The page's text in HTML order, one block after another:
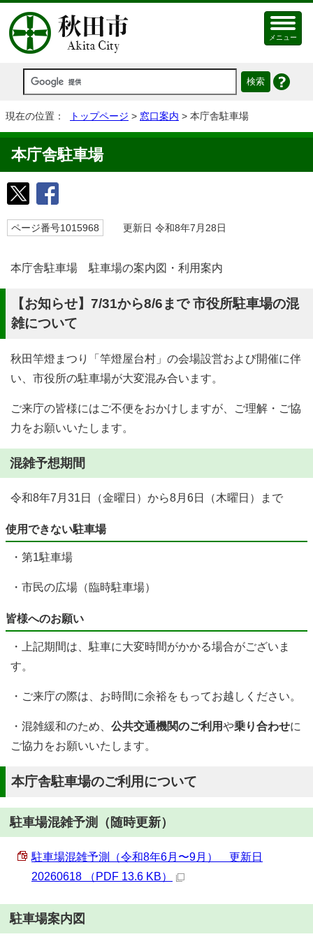
メニュー
現在の位置： トップページ > 窓口案内 > 本庁舎駐車場
本庁舎駐車場
ページ番号1015968 更新日 令和8年7月28日
本庁舎駐車場 駐車場の案内図・利用案内
【お知らせ】7/31から8/6まで 市役所駐車場の混
雑について
秋田竿燈まつり「竿燈屋台村」の会場設営および開催に伴
い、市役所の駐車場が大変混み合います。
ご来庁の皆様にはご不便をおかけしますが、ご理解・ご協
力をお願いいたします。
混雑予想期間
令和8年7月31日（金曜日）から8月6日（木曜日）まで
使用できない駐車場
・第1駐車場
・市民の広場（臨時駐車場）
皆様へのお願い
・上記期間は、駐車に大変時間がかかる場合がございま
す。
・ご来庁の際は、お時間に余裕をもってお越しください。
・混雑緩和のため、 公共交通機関のご利用や乗り合わせに
ご協力をお願いいたします。
本庁舎駐車場のご利用について
駐車場混雑予測（随時更新）
駐車場混雑予測（令和8年6月〜9月） 更新日
20260618 （PDF 13.6 KB）
駐車場案内図